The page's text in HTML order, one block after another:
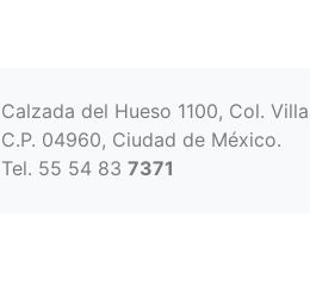
Calzada del Hueso 1100, Col.
C.P. 04960, Ciudad de México.
Tel. 55 54 83 7371